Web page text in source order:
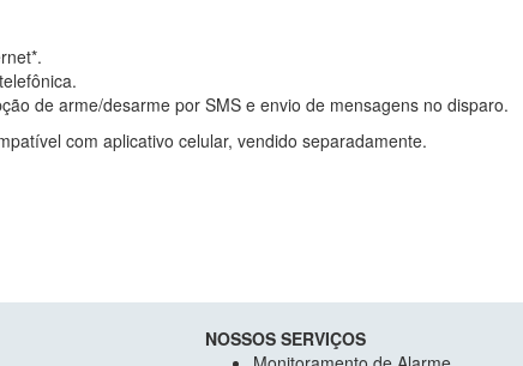
de arme/desarme por SMS e envio de mensagens no disparo.
com aplicativo celular, vendido separadamente.
NOSSOS SERVIÇOS